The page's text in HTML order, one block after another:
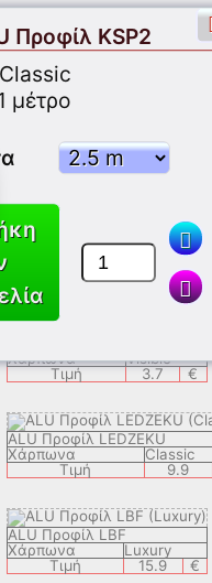
ALU Προφίλ LEDSAL
Χάρπωνα
Τιμή
ALU Προφίλ LEDEC 8
Χάρπωνα
Luxury
ALU Προφίλ KSP1
Χάρπωνα
Τιμή
3.7 €
Χάρπωνα
Visible
Τιμή
3.7 €
ALU Προφίλ LEDZEKU
Χάρπωνα
Classic
Τιμή
9.9
ALU Προφίλ LBF
Χάρπωνα
Luxury
Τιμή
15.9 €
Προφίλ KSP2
μέτρο